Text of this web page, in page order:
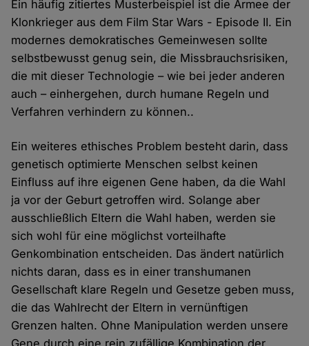
Ein häufig zitiertes Musterbeispiel ist die Armee der
Klonkrieger aus dem Film Star Wars - Episode II. Ein
modernes demokratisches Gemeinwesen sollte
selbstbewusst genug sein, die Missbrauchsrisiken,
die mit dieser Technologie – wie bei jeder anderen
auch – einhergehen, durch humane Regeln und
Verfahren verhindern zu können..
Ein weiteres ethisches Problem besteht darin, dass
genetisch optimierte Menschen selbst keinen
Einfluss auf ihre eigenen Gene haben, da die Wahl
ja vor der Geburt getroffen wird. Solange aber
ausschließlich Eltern die Wahl haben, werden sie
sich wohl für eine möglichst vorteilhafte
Genkombination entscheiden. Das ändert natürlich
nichts daran, dass es in einer transhumanen
Gesellschaft klare Regeln und Gesetze geben muss,
die das Wahlrecht der Eltern in vernünftigen
Grenzen halten. Ohne Manipulation werden unsere